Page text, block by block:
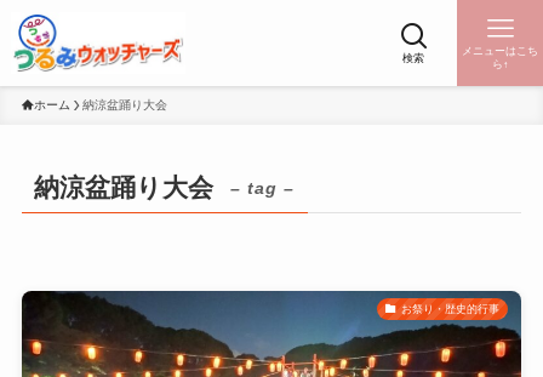
検索
メニューはこち
ら↑
ホーム 納涼盆踊り大会
納涼盆踊り大会 – tag –
お祭り・歴史的行事